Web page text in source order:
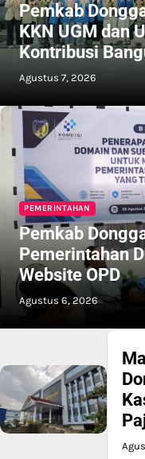
Pemkab
KKN UGM dan
Kontribusi
Agustus 7, 2026
PEMERINTAHAN
Pemkab
Pemerintahan
Website OPD
Agustus 6, 2026